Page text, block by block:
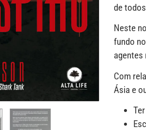
de
Neste
fundo
agentes
Com
Ásia e